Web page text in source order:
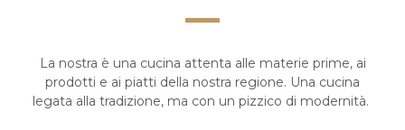
La nostra è una cucina attenta alle materie prime, ai
prodotti e ai piatti della nostra regione. Una cucina
legata alla tradizione, ma con un pizzico di modernità.